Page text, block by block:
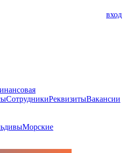
вход
СотрудникиРеквизитыВакансии
Морские